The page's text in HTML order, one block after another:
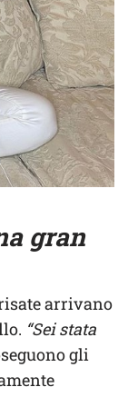
gran
arrivano
“Sei stata
gli